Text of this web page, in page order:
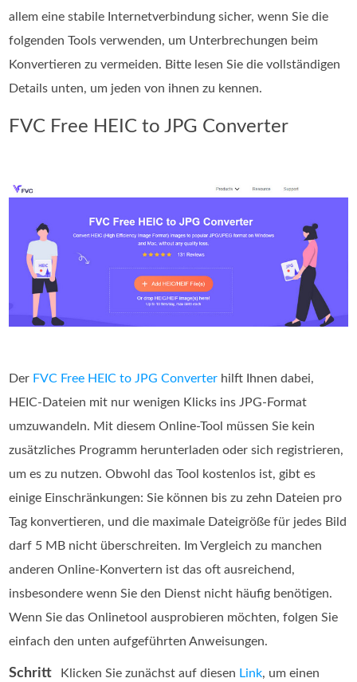
allem eine stabile Internetverbindung sicher, wenn Sie die
folgenden Tools verwenden, um Unterbrechungen beim
Konvertieren zu vermeiden. Bitte lesen Sie die vollständigen
Details unten, um jeden von ihnen zu kennen.
FVC Free HEIC to JPG Converter
Der FVC Free HEIC to JPG Converter hilft Ihnen dabei,
HEIC‑Dateien mit nur wenigen Klicks ins JPG‑Format
umzuwandeln. Mit diesem Online‑Tool müssen Sie kein
zusätzliches Programm herunterladen oder sich registrieren,
um es zu nutzen. Obwohl das Tool kostenlos ist, gibt es
einige Einschränkungen: Sie können bis zu zehn Dateien pro
Tag konvertieren, und die maximale Dateigröße für jedes Bild
darf 5 MB nicht überschreiten. Im Vergleich zu manchen
anderen Online-Konvertern ist das oft ausreichend,
insbesondere wenn Sie den Dienst nicht häufig benötigen.
Wenn Sie das Onlinetool ausprobieren möchten, folgen Sie
einfach den unten aufgeführten Anweisungen.
Schritt
Klicken Sie zunächst auf diesen Link, um einen